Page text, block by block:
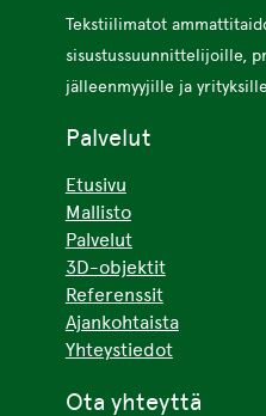
Tekstiilimatot
sisustussuunnittelijoille,
jälleenmyyjille ja
Palvelut
Etusivu
Mallisto
Palvelut
3D-objektit
Referenssit
Ajankohtaista
Yhteystiedot
Ota yhteyttä